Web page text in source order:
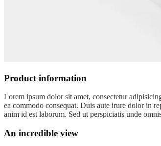
Product information
Lorem ipsum dolor sit amet, consectetur
ea commodo consequat. Duis aute irure dolor in
anim id est laborum. Sed ut perspiciatis unde
An incredible view